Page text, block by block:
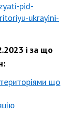
pid-
ukrayini-
і за що
що